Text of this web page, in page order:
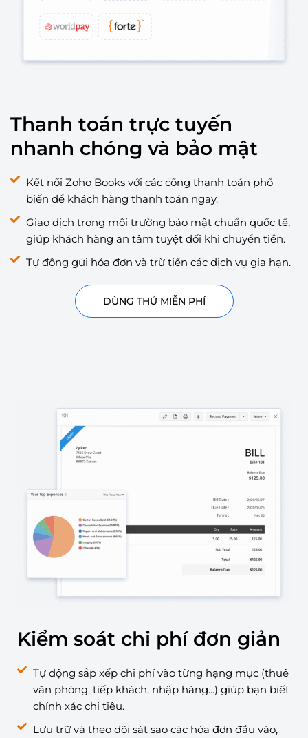
Thanh toán trực tuyến
nhanh chóng và bảo mật
Kết nối Zoho Books với các cổng thanh toán phổ
biến để khách hàng thanh toán ngay.
Giao dịch trong môi trường bảo mật chuẩn quốc tế,
giúp khách hàng an tâm tuyệt đối khi chuyển tiền.
Tự động gửi hóa đơn và trừ tiền các dịch vụ gia hạn.
DÙNG THỬ MIỄN PHÍ
Kiểm soát chi phí đơn giản
Tự động sắp xếp chi phí vào từng hạng mục (thuê
văn phòng, tiếp khách, nhập hàng...) giúp bạn biết
chính xác chi tiêu.
Lưu trữ và theo dõi sát sao các hóa đơn đầu vào,